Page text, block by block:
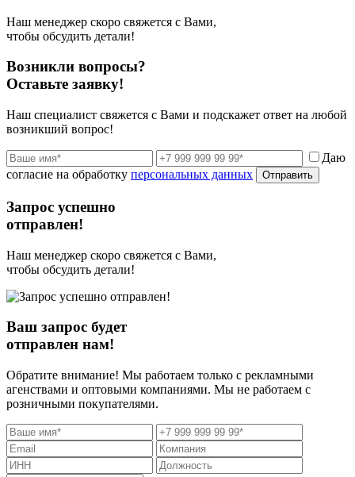
Наш менеджер скоро свяжется с Вами,
чтобы обсудить детали!
Возникли вопросы?
Оставьте заявку!
Наш специалист свяжется с Вами и подскажет ответ на любой
возникший вопрос!
Даю
согласие на обработку персональных данных Отправить
Запрос успешно
отправлен!
Наш менеджер скоро свяжется с Вами,
чтобы обсудить детали!
Ваш запрос будет
отправлен нам!
Обратите внимание! Мы работаем только с рекламными
агенствами и оптовыми компаниями. Мы не работаем с
розничными покупателями.